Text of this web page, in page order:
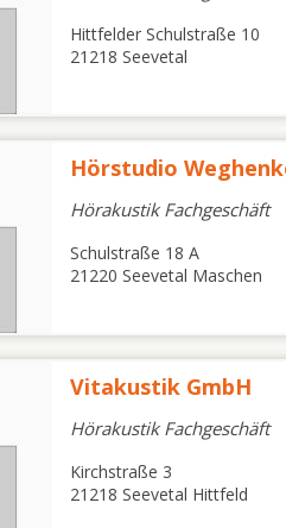
Hittfelder Schulstraße 10
21218 Seevetal
Hörstudio
Hörakustik Fachgeschäft
Schulstraße 18 A
21220 Seevetal Maschen
Vitakustik GmbH
Hörakustik Fachgeschäft
Kirchstraße 3
21218 Seevetal Hittfeld